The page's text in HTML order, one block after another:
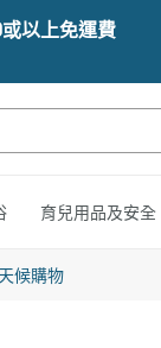
以上免運費
育兒用品及安全
候購物